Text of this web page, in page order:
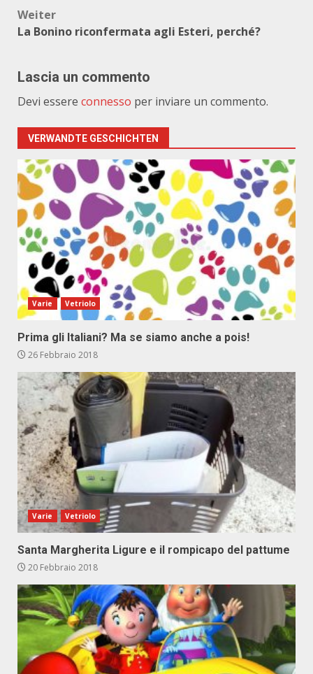
Weiter
La Bonino riconfermata agli Esteri, perché?
Lascia un commento
Devi essere connesso per inviare un commento.
VERWANDTE GESCHICHTEN
Varie Vetriolo
Prima gli Italiani? Ma se siamo anche a pois!
26 Febbraio 2018
Varie Vetriolo
Santa Margherita Ligure e il rompicapo del pattume
20 Febbraio 2018